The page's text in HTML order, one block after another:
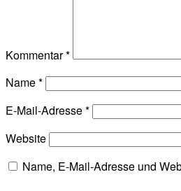
Kommentar*
Name*
E-Mail-Adresse*
Website
Name, E-Mail-Adresse und